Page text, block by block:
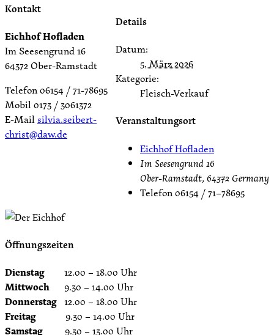
Details
Datum:
5. März 2026
Kategorie:
Fleisch-Verkauf
Veranstaltungsort
Eichhof Hofladen
Im Seesengrund 16
Ober-Ramstadt, 64372 Germany
Telefon06154 / 71–78695
Kontakt
Eichhof Hofladen
Im Seesengrund 16
64372 Ober-Ramstadt
Telefon 06154 / 71-78695
Mobil 0173 / 3061372
E-Mailsilvia.seibert-
christ@daw.de
Öffnungszeiten
Dienstag 12.00 – 18.00 Uhr
Mittwoch 9.30 – 14.00 Uhr
Donnerstag 12.00 – 18.00 Uhr
Freitag 9.30 – 14.00 Uhr
Samstag 9.30 – 13.00 Uhr